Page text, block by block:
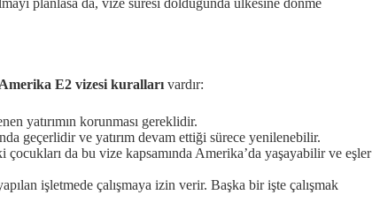
E2 vizesi kurallarıvardır:
yatırımın korunması gereklidir.
geçerlidir ve yatırım devam ettiği sürece yenilenebilir.
da bu vize kapsamında Amerika’da yaşayabilir ve eşler
işletmede çalışmaya izin verir. Başka bir işte çalışmak